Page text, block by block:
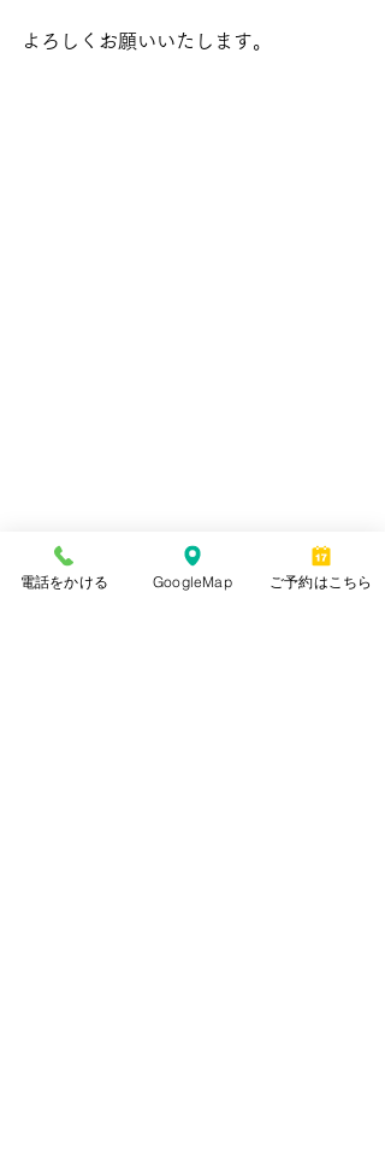
よろしくお願いいたします。
電話をかける GoogleMap ご予約はこちら